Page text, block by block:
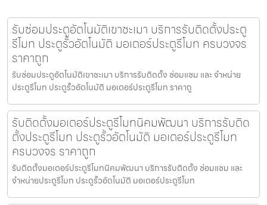
รับซ่อมประตูอัตโนมัติเขาชะเมา บริการรับติดตั้งประตู
รีโมท ประตูรั้วอัตโนมัติ มอเตอร์ประตูรีโมท ครบวงจร
ราคาถูก
รับซ่อมประตูอัตโนมัติเขาชะเมา บริการรับติดตั้ง ซ่อมแซม และ จำหน่าย
ประตูรีโมท ประตูรั้วอัตโนมัติ มอเตอร์ประตูรีโมท ราคาถู
รับติดตั้งมอเตอร์ประตูรีโมทนิคมพัฒนา บริการรับติด
ตั้งประตูรีโมท ประตูรั้วอัตโนมัติ มอเตอร์ประตูรีโมท
ครบวงจร ราคาถูก
รับติดตั้งมอเตอร์ประตูรีโมทนิคมพัฒนา บริการรับติดตั้ง ซ่อมแซม และ
จำหน่ายประตูรีโมท ประตูรั้วอัตโนมัติ มอเตอร์ประตูรีโมท